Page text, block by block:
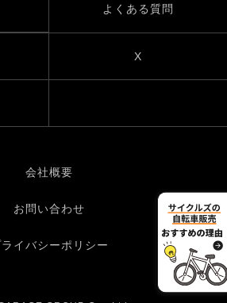
よくある質問
X
会社概要
お問い合わせ
ライバシーポリシー